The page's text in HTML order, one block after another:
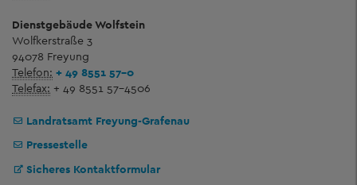
Dienstgebäude Wolfstein
Wolfkerstraße 3
94078 Freyung
Telefon: + 49 8551 57-0
Telefax: + 49 8551 57-4506
Landratsamt Freyung-Grafenau
Pressestelle
Sicheres Kontaktformular